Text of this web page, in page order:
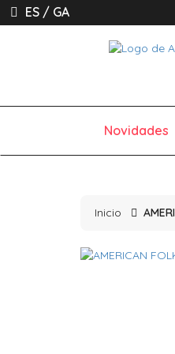
ES / GA
Novidades
Inicio